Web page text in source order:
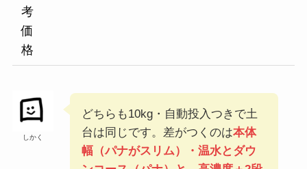
考
価
格
しかく
どちらも10kg・自動投入つきで土
台は同じです。差がつくのは本体
幅（パナがスリム）・温水とダウ